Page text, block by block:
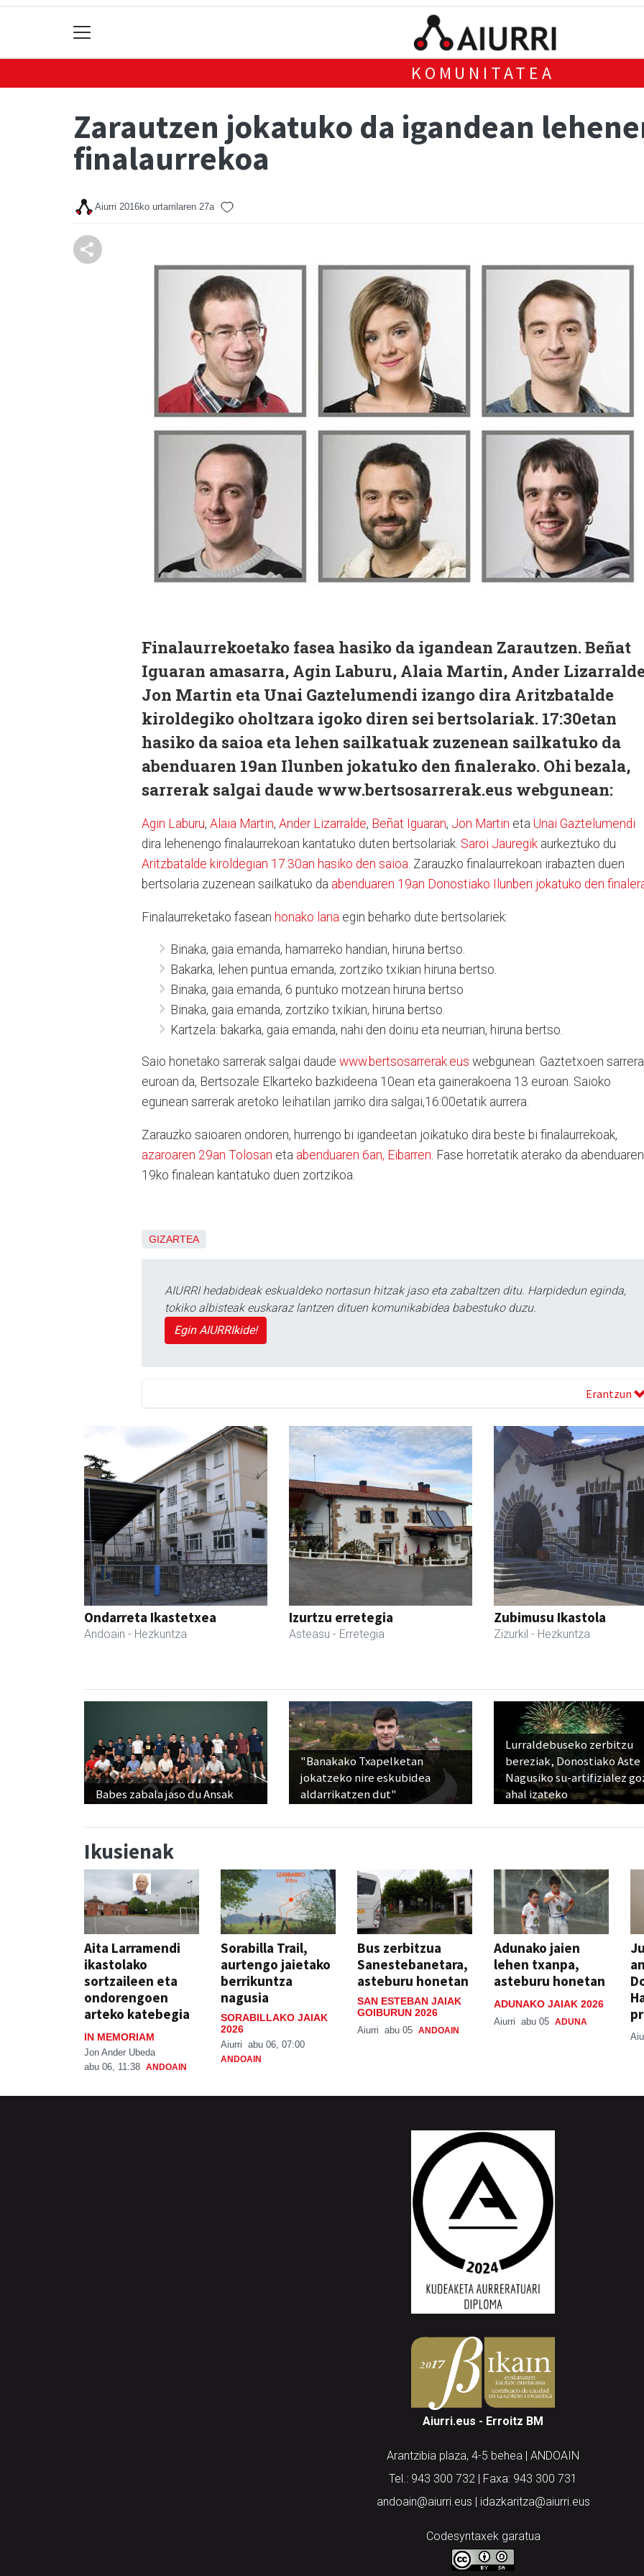
KOMUNITATEA
Zarautzen jokatuko da igandean
finalaurrekoa
Aiurri 2016ko urtarrilaren 27a
Finalaurrekoetako fasea hasiko da igandean Zarautzen. Beñat
Iguaran amasarra, Agin Laburu, Alaia Martin, Ander
Jon Martin eta Unai Gaztelumendi izango dira Aritzbatalde
kiroldegiko oholtzara igoko diren sei bertsolariak. 17:30etan
hasiko da saioa eta lehen sailkatuak zuzenean sailkatuko da
abenduaren 19an Ilunben jokatuko den finalerako. Ohi bezala,
sarrerak salgai daude www.bertsosarrerak.eus webgunean:
Agin Laburu, Alaia Martin, Ander Lizarralde, Beñat Iguaran, Jon Martin eta Unai Gaztelumendi
dira lehenengo finalaurrekoan kantatuko duten bertsolariak. Saroi Jauregik aurkeztuko du
Aritzbatalde kiroldegian 17:30an hasiko den saioa. Zarauzko finalaurrekoan irabazten duen
bertsolaria zuzenean sailkatuko da abenduaren 19an Donostiako Ilunben jokatuko den
Finalaurreketako fasean honako lana egin beharko dute bertsolariek:
Binaka, gaia emanda, hamarreko handian, hiruna bertso.
Bakarka, lehen puntua emanda, zortziko txikian hiruna bertso.
Binaka, gaia emanda, 6 puntuko motzean hiruna bertso
Binaka, gaia emanda, zortziko txikian, hiruna bertso.
Kartzela: bakarka, gaia emanda, nahi den doinu eta neurrian, hiruna bertso.
Saio honetako sarrerak salgai daude www.bertsosarrerak.eus webgunean. Gaztetxoen
euroan da, Bertsozale Elkarteko bazkideena 10ean eta gainerakoena 13 euroan. Saioko
egunean sarrerak aretoko leihatilan jarriko dira salgai,16:00etatik aurrera.
Zarauzko saioaren ondoren, hurrengo bi igandeetan joikatuko dira beste bi finalaurrekoak,
azaroaren 29an Tolosan eta abenduaren 6an, Eibarren. Fase horretatik aterako da abenduaren
19ko finalean kantatuko duen zortzikoa.
GIZARTEA
AIURRI hedabideak eskualdeko nortasun hitzak jaso eta zabaltzen ditu. Harpidedun eginda,
tokiko albisteak euskaraz lantzen dituen komunikabidea babestuko duzu.
Egin AIURRIkide!
Erantzun
Ondarreta Ikastetxea
Andoain - Hezkuntza
Izurtzu erretegia
Asteasu - Erretegia
Zubimusu Ikastola
Zizurkil - Hezkuntza
Babes zabala jaso du Ansak
"Banakako Txapelketan
jokatzeko nire eskubidea
aldarrikatzen dut"
Lurraldebuseko zerbitzu
bereziak, Donostiako Aste
Nagusiko su-artifizialez
ahal izateko
Ikusienak
Aita Larramendi
ikastolako
sortzaileen eta
ondorengoen
arteko katebegia
IN MEMORIAM
Jon Ander Ubeda
abu 06, 11:38 ANDOAIN
Sorabilla Trail,
aurtengo jaietako
berrikuntza
nagusia
SORABILLAKO JAIAK
2026
Aiurri abu 06, 07:00
ANDOAIN
Bus zerbitzua
Sanestebanetara,
asteburu honetan
SAN ESTEBAN JAIAK
GOIBURUN 2026
Aiurri abu 05 ANDOAIN
Adunako jaien
lehen txanpa,
asteburu honetan
ADUNAKO JAIAK 2026
Aiurri abu 05 ADUNA
Aiurri.eus - Erroitz BM
Arantzibia plaza, 4-5 behea | ANDOAIN
Tel.: 943 300 732 | Faxa: 943 300 731
andoain@aiurri.eus | idazkaritza@aiurri.eus
Codesyntaxek garatua